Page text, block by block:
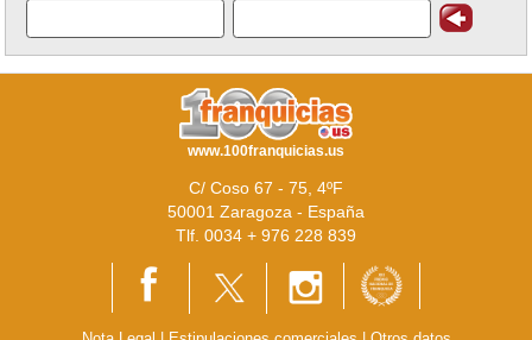
www.100franquicias.us
C/ Coso 67 - 75, 4ºF
50001 Zaragoza - España
Tlf. 0034 + 976 228 839